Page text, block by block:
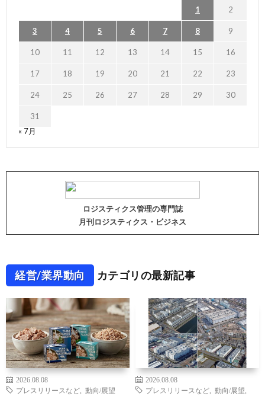
1 2
3 4 5 6 7 8 9
10 11 12 13 14 15 16
17 18 19 20 21 22 23
24 25 26 27 28 29 30
31
« 7月
ロジスティクス管理の専門誌
月刊ロジスティクス・ビジネス
経営/業界動向 カテゴリの最新記事
2026.08.08
プレスリリースなど
動向/展望
2026.08.08
プレスリリースなど
動向/展望